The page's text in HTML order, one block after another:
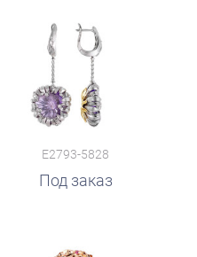
E2793-5828
Под заказ